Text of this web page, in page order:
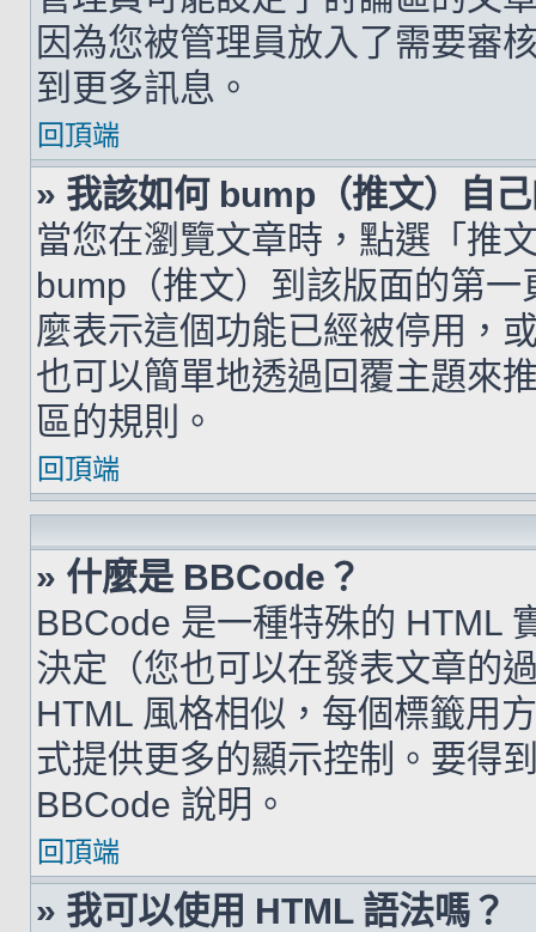
因為您被管理員放入了需要審
到更多訊息。
回頂端
» 我該如何 bump（推文）自
當您在瀏覽文章時，點選「推
bump（推文）到該版面的第
麼表示這個功能已經被停用，
也可以簡單地透過回覆主題來
區的規則。
回頂端
» 什麼是 BBCode？
BBCode 是一種特殊的 HTML
決定（您也可以在發表文章的
HTML 風格相似，每個標籤用
式提供更多的顯示控制。要得
BBCode 說明。
回頂端
» 我可以使用 HTML 語法嗎？